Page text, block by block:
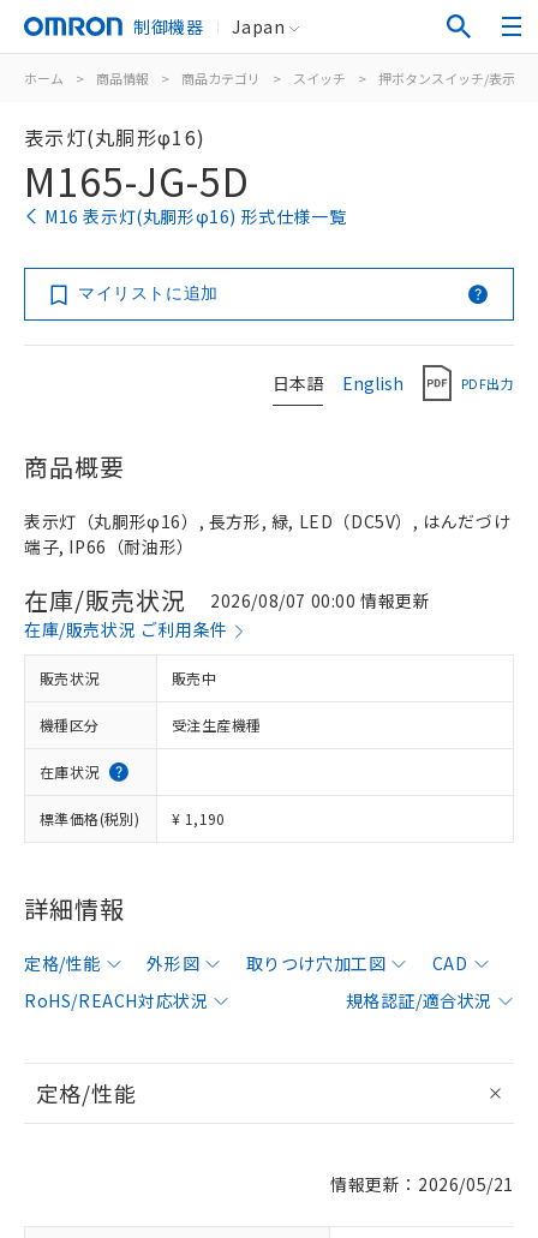
制御機器 Japan
ホーム > 商品情報 > 商品カテゴリ > スイッチ > 押ボタンスイッチ/表示灯
表示灯(丸胴形φ16)
M165-JG-5D
M16 表示灯(丸胴形φ16) 形式仕様一覧
マイリストに追加
日本語 English PDF出力
商品概要
表示灯（丸胴形φ16）, 長方形, 緑, LED（DC5V）, はんだづけ
端子, IP66（耐油形）
在庫/販売状況
2026/08/07 00:00 情報更新
在庫/販売状況 ご利用条件
販売状況 販売中
機種区分 受注生産機種
在庫状況
標準価格(税別) ¥ 1,190
詳細情報
定格/性能 外形図 取りつけ穴加工図
CAD
RoHS/REACH対応状況
規格認証/適合状況
定格/性能
情報更新：2026/05/21